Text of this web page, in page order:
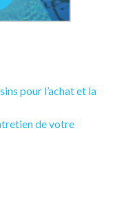
pour l’achat et la
de votre